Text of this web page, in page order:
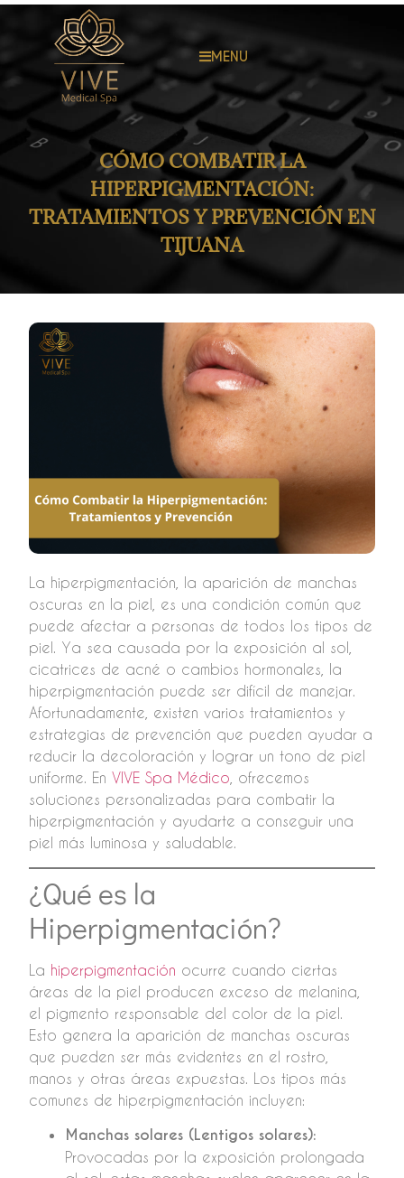
MENU
CÓMO COMBATIR LA
HIPERPIGMENTACIÓN:
TRATAMIENTOS Y PREVENCIÓN EN
TIJUANA
La hiperpigmentación, la aparición de manchas
oscuras en la piel, es una condición común que
puede afectar a personas de todos los tipos de
piel. Ya sea causada por la exposición al sol,
cicatrices de acné o cambios hormonales, la
hiperpigmentación puede ser difícil de manejar.
Afortunadamente, existen varios tratamientos y
estrategias de prevención que pueden ayudar a
reducir la decoloración y lograr un tono de piel
uniforme. En VIVE Spa Médico , ofrecemos
soluciones personalizadas para combatir la
hiperpigmentación y ayudarte a conseguir una
piel más luminosa y saludable.
¿Qué es la
Hiperpigmentación?
La hiperpigmentación ocurre cuando ciertas
áreas de la piel producen exceso de melanina,
el pigmento responsable del color de la piel.
Esto genera la aparición de manchas oscuras
que pueden ser más evidentes en el rostro,
manos y otras áreas expuestas. Los tipos más
comunes de hiperpigmentación incluyen:
Manchas solares (Lentigos solares):
Provocadas por la exposición prolongada